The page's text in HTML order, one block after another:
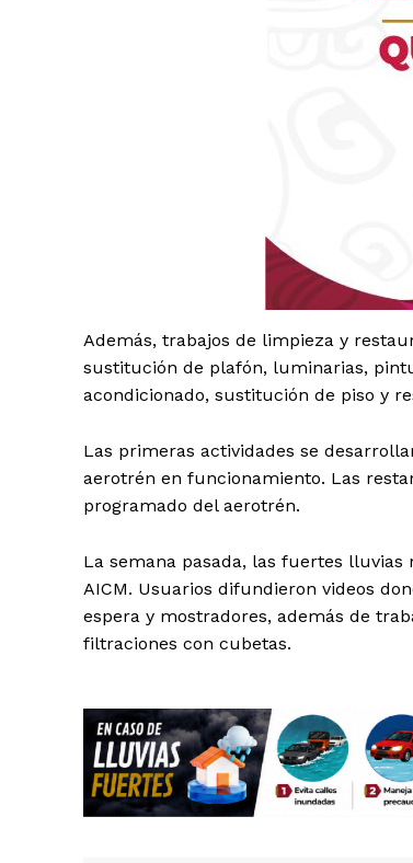
Además, trabajos de limpieza y
sustitución de plafón, luminarias,
acondicionado, sustitución de piso y
Las primeras actividades se
aerotrén en funcionamiento. Las
programado del aerotrén.
La semana pasada, las fuertes
AICM. Usuarios difundieron videos
espera y mostradores, además de
filtraciones con cubetas.